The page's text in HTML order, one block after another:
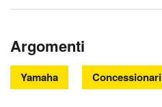
Argomenti
Yamaha Concessionari